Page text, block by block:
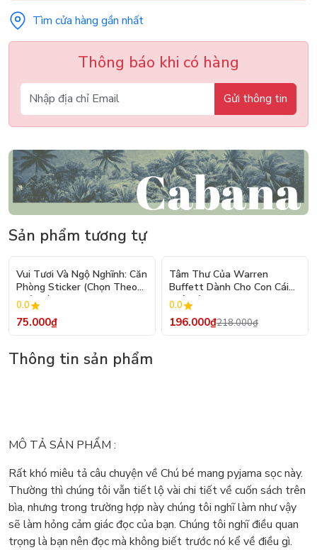
Tìm cửa hàng gần nhất
Thông báo khi có hàng
Gửi thông tin
Sản phẩm tương tự
Vui Tươi Và Ngộ Nghĩnh: Căn
Phòng Sticker (Chọn Theo
Chủ Đề) - Hơn 250 Sticker
0.0
75.000₫
Tâm Thư Của Warren
Buffett Dành Cho Con Cái
(Tái Bản 2026)
0.0
196.000₫218.000₫
Thông tin sản phẩm
MÔ TẢ SẢN PHẨM :
Rất khó miêu tả câu chuyện về Chú bé mang pyjama sọc này.
Thường thì chúng tôi vẫn tiết lộ vài chi tiết về cuốn sách trên
bìa, nhưng trong trường hợp này chúng tôi nghĩ làm như vậy
sẽ làm hỏng cảm giác đọc của bạn. Chúng tôi nghĩ điều quan
trọng là bạn nên đọc mà không biết trước nó kể về điều gì.